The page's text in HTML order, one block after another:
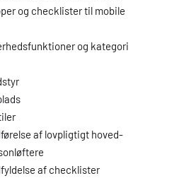
og checklister til mobile
og kategori
af lovpligtigt hoved-
af checklister